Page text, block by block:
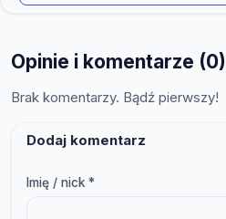
Opinie i komentarze (0)
Brak komentarzy. Bądź pierwszy!
Dodaj komentarz
Imię / nick *